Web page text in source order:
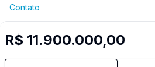
R$ 11.900.000,00
Contato
Selo de